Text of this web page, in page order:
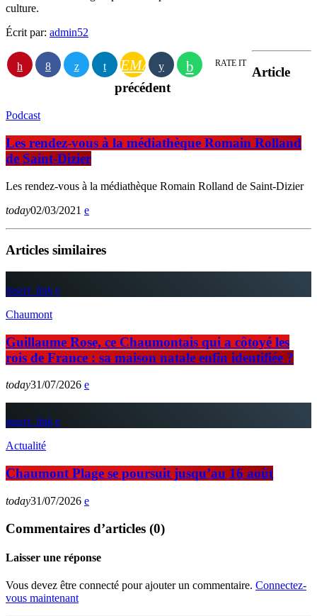
culture.
Écrit par: admin52
EMAIL RATE IT
Article
précédent
Podcast
Les rendez-vous à la médiathèque Romain Rolland
de Saint-Dizier
Les rendez-vous à la médiathèque Romain Rolland de Saint-Dizier
today02/03/2021
Articles similaires
insert_link
Chaumont
Guillaume Rose, ce Chaumontais qui a côtoyé les
rois de France : sa maison natale enfin identifiée ?
today31/07/2026
insert_link
Actualité
Chaumont Plage se poursuit jusqu’au 16 août
today31/07/2026
Commentaires d’articles (0)
Laisser une réponse
Vous devez être connecté pour ajouter un commentaire. Connectez-
vous maintenant